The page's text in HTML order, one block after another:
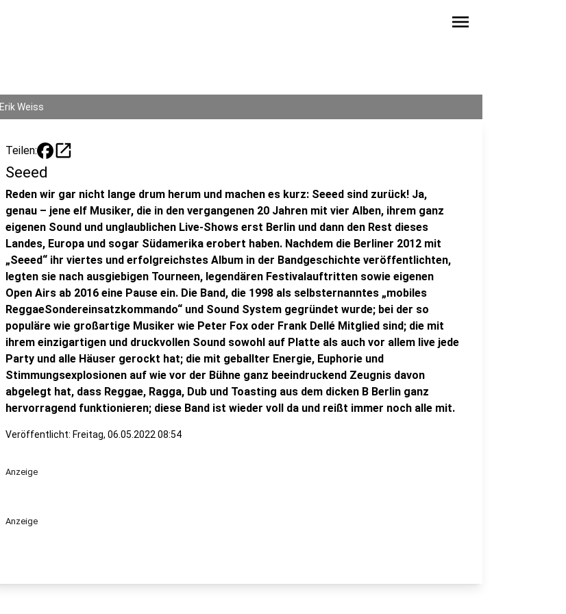
menu
Erik Weiss
Teilen: open_in_new
Seeed
Reden wir gar nicht lange drum herum und machen es kurz: Seeed sind zurück! Ja,
genau – jene elf Musiker, die in den vergangenen 20 Jahren mit vier Alben, ihrem ganz
eigenen Sound und unglaublichen Live-Shows erst Berlin und dann den Rest dieses
Landes, Europa und sogar Südamerika erobert haben. Nachdem die Berliner 2012 mit
„Seeed“ ihr viertes und erfolgreichstes Album in der Bandgeschichte veröffentlichten,
legten sie nach ausgiebigen Tourneen, legendären Festivalauftritten sowie eigenen
Open Airs ab 2016 eine Pause ein. Die Band, die 1998 als selbsternanntes „mobiles
ReggaeSondereinsatzkommando“ und Sound System gegründet wurde; bei der so
populäre wie großartige Musiker wie Peter Fox oder Frank Dellé Mitglied sind; die mit
ihrem einzigartigen und druckvollen Sound sowohl auf Platte als auch vor allem live jede
Party und alle Häuser gerockt hat; die mit geballter Energie, Euphorie und
Stimmungsexplosionen auf wie vor der Bühne ganz beeindruckend Zeugnis davon
abgelegt hat, dass Reggae, Ragga, Dub und Toasting aus dem dicken B Berlin ganz
hervorragend funktionieren; diese Band ist wieder voll da und reißt immer noch alle mit.
Veröffentlicht: Freitag, 06.05.2022 08:54
Anzeige
Anzeige